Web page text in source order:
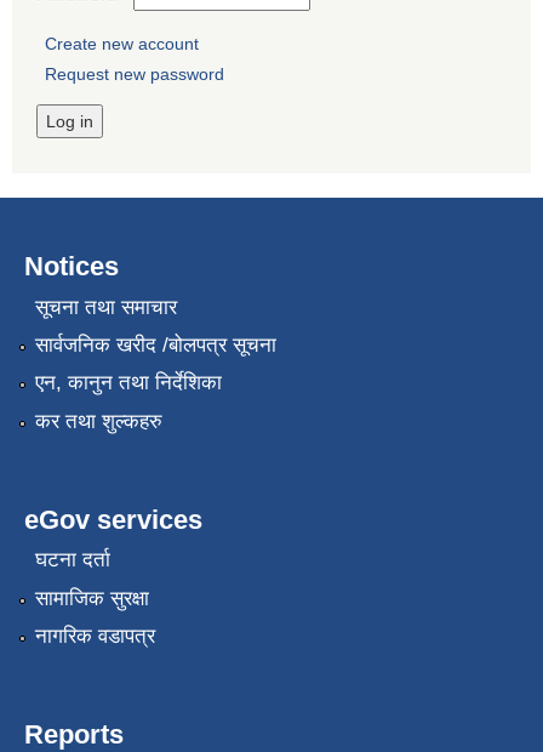
Create new account
Request new password
Notices
सूचना तथा समाचार
सार्वजनिक खरीद /बोलपत्र सूचना
एन, कानुन तथा निर्देशिका
कर तथा शुल्कहरु
eGov services
घटना दर्ता
सामाजिक सुरक्षा
नागरिक वडापत्र
Reports